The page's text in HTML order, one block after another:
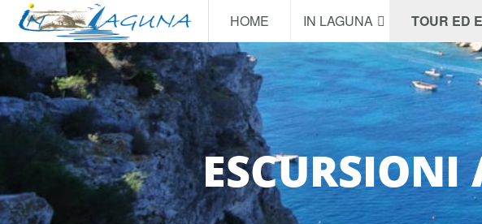
HOME IN LAGUNA TOUR ED
ESCURSIONI